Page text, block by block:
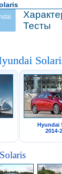
Тесты
Hyundai
2014-